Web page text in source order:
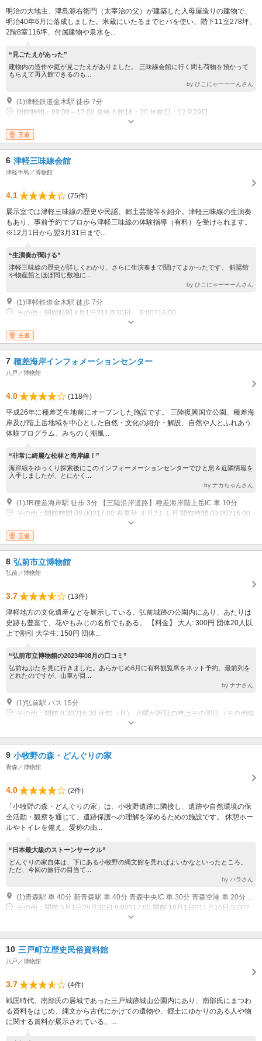
明治の大地主、津島源右衛門（太宰治の父）が建築した入母屋造りの建物で、
明治40年6月に落成しました。米蔵にいたるまでヒバを使い、階下11室278坪、
2階8室116坪、付属建物や泉水を...
“見ごたえがあった”
建物内の造作や庭が見ごたえがありました。 三味線会館に行く間も荷物を預かって
もらえて再入館できるのも...
by ひこにゃーーーんさん
(1)津軽鉄道金木駅 徒歩 7分
開館時間：09:00～17:00 最終入館16：30 休館日：12月29日
王道
6 津軽三味線会館
津軽半島／博物館
4.1
(75件)
展示室では津軽三味線の歴史や民謡、郷土芸能等を紹介。津軽三味線の生演奏
もあり、事前予約でプロから津軽三味線の体験指導（有料）を受けられます。
※12月1日から翌3月31日まで...
“生演奏が聞ける”
津軽三味線の歴史が詳しくわかり、さらに生演奏まで聞けてよかったです。 斜陽館
や物産館とほぼ同じ敷地に...
by ひこにゃーーーんさん
(1)津軽鉄道金木駅 徒歩 7分
その他：開館時間 4月1日?11月30日 9:00?16:00
王道
7 種差海岸インフォメーションセンター
八戸／博物館
4.0
(118件)
平成26年に種差芝生地前にオープンした施設です。 三陸復興国立公園、種差海
岸及び階上岳地域を中心とした自然・文化の紹介・解説、自然や人とふれあう
体験プログラム、みちのく潮風...
“非常に綺麗な松林と海岸線！”
海岸線をゆっくり探索後にこのインフォーメーションセンターでひと息＆近隣情報を
入手しましたが、とにかく...
by ナカちゃんさん
(1)JR種差海岸駅 徒歩 3分 【三陸沿岸道路】種差海岸階上岳IC 車 10分
その他：開館時間 09:00?17:00 春夏秋 ４月?１１月 開館時間 09:00?16:00
冬 １２月?３月 休館日 12月29日?1月3日 ※開館時間・休館日は臨時に変更
する場合があります。
王道
8 弘前市立博物館
弘前／博物館
3.7
(13件)
津軽地方の文化遺産などを展示している。弘前城跡の公園内にあり、あたりは
史跡も豊富で、花やもみじの名所でもある。 【料金】 大人: 300円 団体20人以
上で割引 大学生: 150円 団体...
“弘前市立博物館の2023年08月の口コミ”
弘前ねぷたを見に行きました。あらかじめ6月に有料観覧席をネット予約。最前列を
とれたのですが、山車が目...
by ナナさん
(1)弘前駅 バス 15分
その他：開館 9:30?16:30 休館（月） 月曜が祝日の時はその翌日（その他臨
時休館日もある）・12月28日?1月3日
9 小牧野の森・どんぐりの家
青森／博物館
4.0
(2件)
「小牧野の森・どんぐりの家」は、小牧野遺跡に隣接し、遺跡や自然環境の保
全活動・観察を通じて、遺跡保護への理解を深めるための施設です。 休憩ホー
ルやトイレを備え、愛称の由...
“日本最大級のストーンサークル”
どんぐりの家自体は、下にある小牧野の縄文館を見ればよいかなといったところ。
ただ、今回の旅行の目当て...
by ハラさん
(1)青森駅 車 40分 新青森駅 車 40分 青森中央IC 車 30分 青森空港 車 20分 三内丸山遺跡 車 30分
その他：開館 5月1日?9月30日 9:00?17:00 開館 10月1日?11月15日 9:00?
16:00 休館日?11月16日?4月30日 （冬季閉鎖）
10 三戸町立歴史民俗資料館
八戸／博物館
3.7
(4件)
戦国時代、南部氏の居城であった三戸城跡城山公園内にあり、南部氏にまつわ
る資料をはじめ、縄文から古代にかけての遺物や、郷土にゆかりのある人や物
に関する資料が展示されている。...